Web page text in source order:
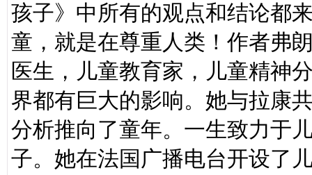
孩子》中所有的观点和结论都
童，就是在尊重人类！作者弗
医生，儿童教育家，儿童精神
界都有巨大的影响。她与拉康
分析推向了童年。一生致力于
子。她在法国广播电台开设了